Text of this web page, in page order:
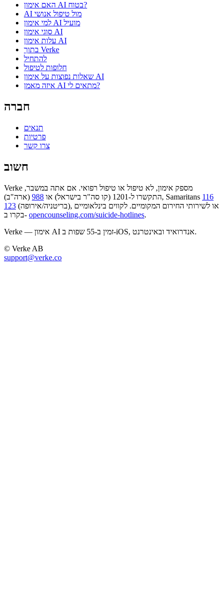
האם אימון AI בטוח?
AI מול טיפול אנושי
למי אימון AI מועיל
סוגי אימון AI
עלות אימון AI
בתוך Verke
להתחיל
חלופות לטיפול
שאלות נפוצות על אימון AI
איזה מאמן AI מתאים לי?
חברה
תנאים
פרטיות
צרו קשר
חשוב
Verke מספק אימון, לא טיפול או טיפול רפואי. אם אתה במשבר,
התקשרו ל-1201 (קו סה"ר בישראל) או
988 (ארה"ב), Samaritans 116
123 (בריטניה/אירופה), או לשירותי החירום המקומיים. לקווים בינלאומיים
בקרו ב- opencounseling.com/suicide-hotlines.
Verke — אימון AI זמין ב-55 שפות ב-iOS, אנדרואיד ובאינטרנט.
© Verke AB
support@verke.co